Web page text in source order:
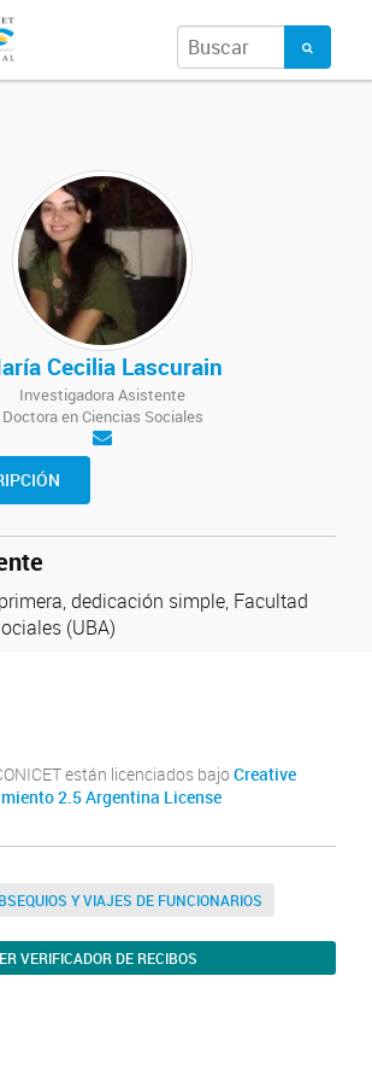
Cecilia Lascurain
Investigadora Asistente
Doctora en Ciencias Sociales
dedicación simple, Facultad
(UBA)
están licenciados bajo Creative
2.5 Argentina License
Y VIAJES DE FUNCIONARIOS
VERIFICADOR DE RECIBOS